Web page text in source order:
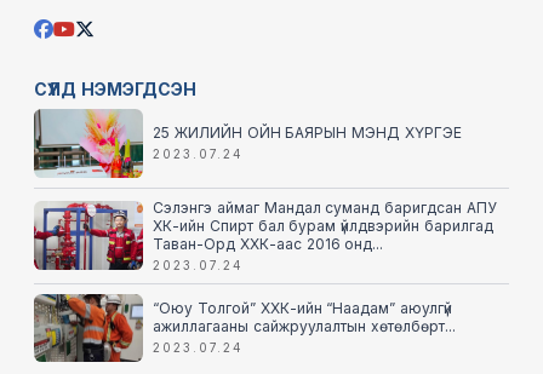
СҮҮЛД НЭМЭГДСЭН
25 ЖИЛИЙН ОЙН БАЯРЫН МЭНД ХҮРГЭЕ
2023.07.24
Сэлэнгэ аймаг Мандал суманд баригдсан АПУ
ХК-ийн Спирт бал бурам үйлдвэрийн барилгад
Таван-Орд ХХК-аас 2016 онд...
2023.07.24
“Оюу Толгой” ХХК-ийн “Наадам” аюулгүй
ажиллагааны сайжруулалтын хөтөлбөрт...
2023.07.24